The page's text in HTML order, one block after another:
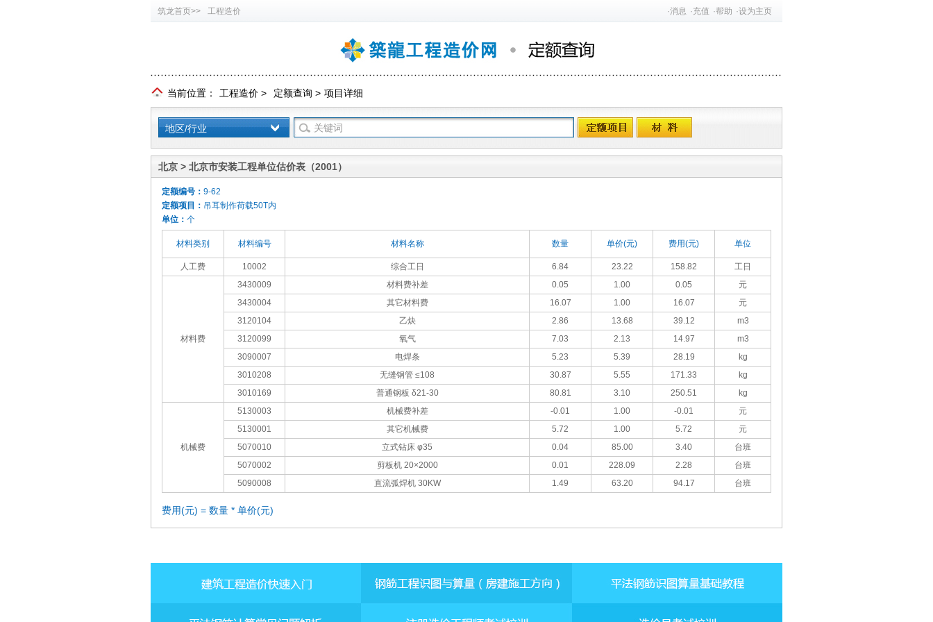
筑龙首页>> 工程造价 ·消息 ·充值 ·帮助 ·设为主页
当前位置： 工程造价 > 定额查询 > 项目详细
地区/行业
北京 > 北京市安装工程单位估价表（2001）
定额编号： 9-62
定额项目： 吊耳制作荷载50T内
单位： 个
材料类别 材料编号 材料名称 数量 单价(元) 费用(元) 单位
人工费 10002 综合工日 6.84 23.22 158.82 工日
材料费
3430009 材料费补差 0.05 1.00 0.05
元
3430004
其它材料费 16.07 1.00 16.07
元
3120104
乙炔 2.86 13.68 39.12
m3
3120099
氧气 7.03 2.13 14.97
m3
3090007
电焊条 5.23 5.39 28.19
kg
3010208
无缝钢管 ≤108 30.87 5.55 171.33
kg
3010169
普通钢板 δ21-30 80.81 3.10 250.51 kg
机械费
5130003 机械费补差 -0.01 1.00 -0.01
元
5130001
其它机械费 5.72 1.00 5.72
元
5070010
立式钻床 φ35 0.04 85.00 3.40
台班
5070002
剪板机 20×2000 0.01 228.09 2.28
台班
5090008
直流弧焊机 30KW 1.49 63.20 94.17 台班
费用(元) = 数量 * 单价(元)